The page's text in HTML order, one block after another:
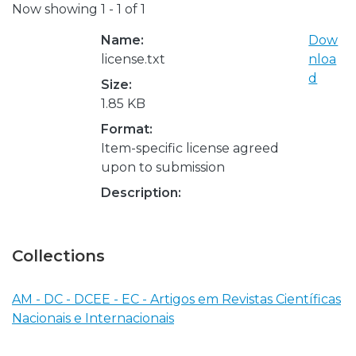
Now showing 1 - 1 of 1
Name:
license.txt
Size:
1.85 KB
Format:
Item-specific license agreed
upon to submission
Description:
Dow
nloa
d
Collections
AM - DC - DCEE - EC - Artigos em Revistas Científicas
Nacionais e Internacionais